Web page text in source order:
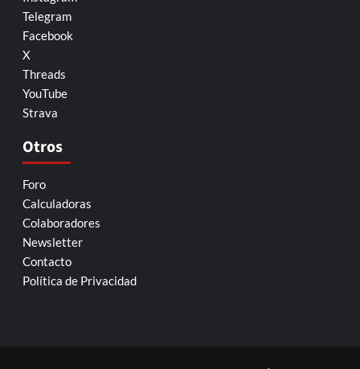
Telegram
Facebook
X
Threads
YouTube
Strava
Otros
Foro
Calculadoras
Colaboradores
Newsletter
Contacto
Política de Privacidad